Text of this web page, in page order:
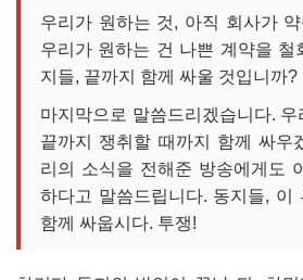
우리가 원하는 것, 아직 회사가
우리가 원하는 건 나쁜 계약을 철
지들, 끝까지 함께 싸울 것입니까?
마지막으로 말씀드리겠습니다.
끝까지 쟁취할 때까지 함께 싸우
리의 소식을 전해준 방송에게도
하다고 말씀드립니다. 동지들, 이
함께 싸웁시다. 투쟁!